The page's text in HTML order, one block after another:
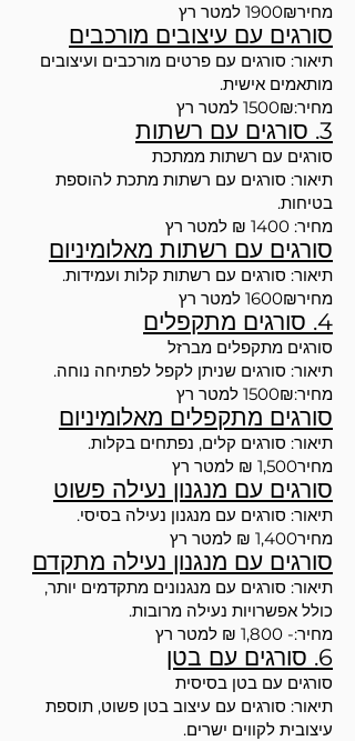
מחיר1900₪ למטר רץ
סורגים עם עיצובים מורכבים
תיאור: סורגים עם פרטים מורכבים ועיצובים
מותאמים אישית.
מחיר:1500₪ למטר רץ
3. סורגים עם רשתות
סורגים עם רשתות ממתכת
תיאור: סורגים עם רשתות מתכת להוספת
בטיחות.
מחיר: 1400 ₪ למטר רץ
סורגים עם רשתות מאלומיניום
תיאור: סורגים עם רשתות קלות ועמידות.
מחיר1600₪ למטר רץ
4. סורגים מתקפלים
סורגים מתקפלים מברזל
תיאור: סורגים שניתן לקפל לפתיחה נוחה.
מחיר:1500₪ למטר רץ
סורגים מתקפלים מאלומיניום
תיאור: סורגים קלים, נפתחים בקלות.
מחיר1,500 ₪ למטר רץ
סורגים עם מנגנון נעילה פשוט
תיאור: סורגים עם מנגנון נעילה בסיסי.
מחיר1,400 ₪ למטר רץ
סורגים עם מנגנון נעילה מתקדם
תיאור: סורגים עם מנגנונים מתקדמים יותר,
כולל אפשרויות נעילה מרובות.
מחיר:- 1,800 ₪ למטר רץ
6. סורגים עם בטן
סורגים עם בטן בסיסית
תיאור: סורגים עם עיצוב בטן פשוט, תוספת
עיצובית לקווים ישרים.